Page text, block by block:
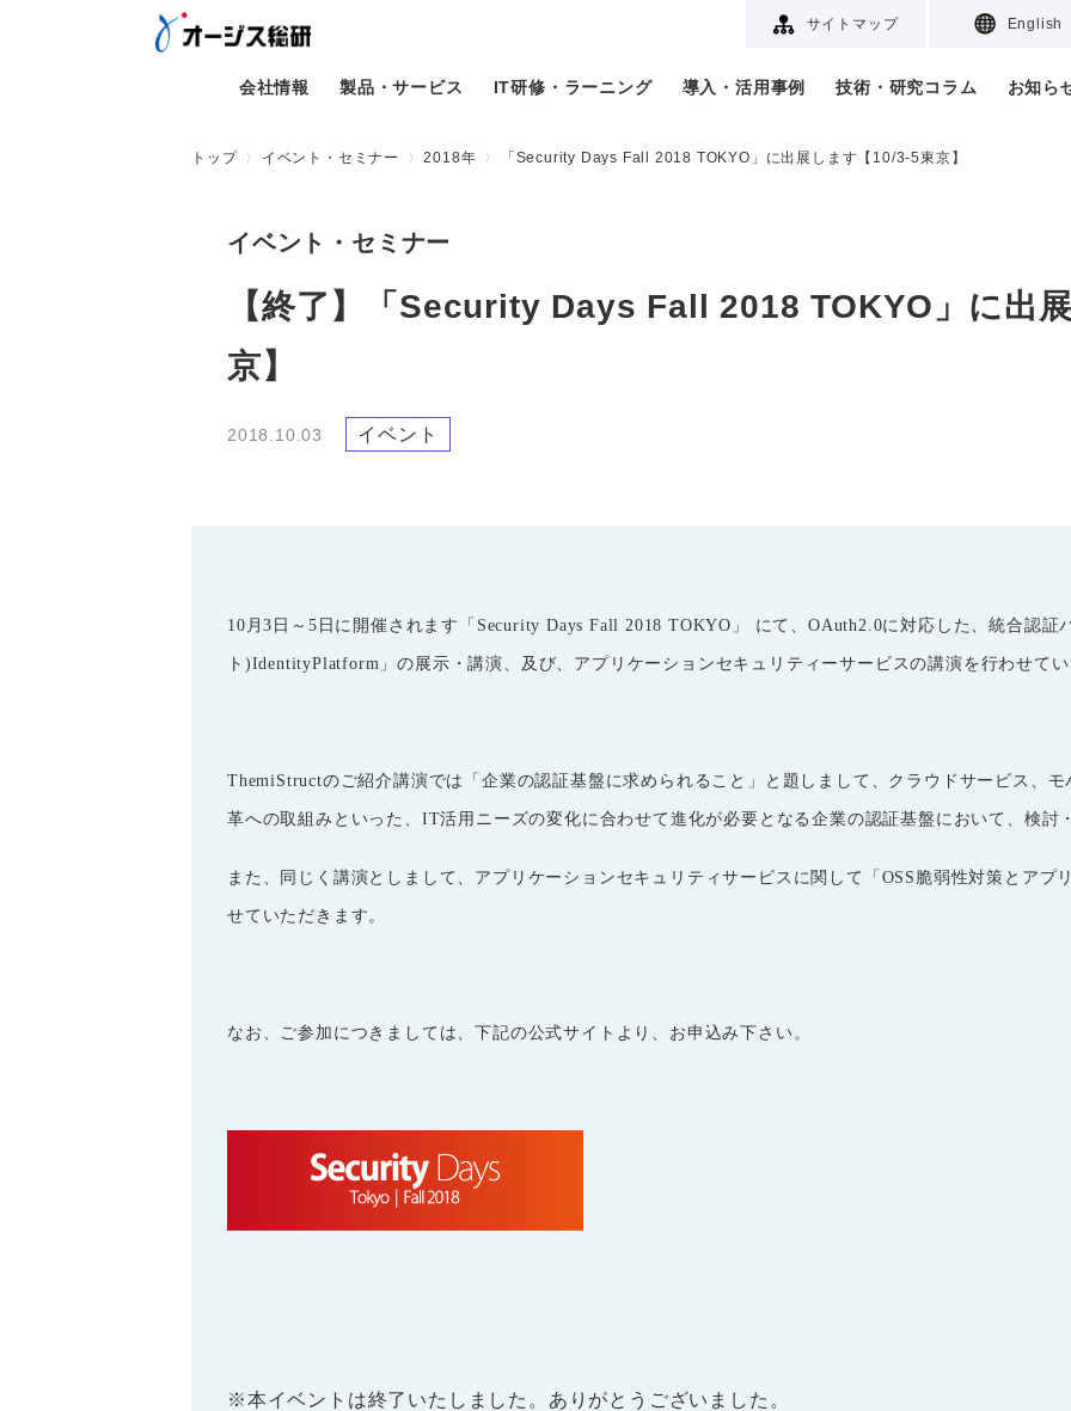
サイトマップ English
会社情報 製品・サービス IT研修・ラーニング 導入・活用事例 技術・研究コラム お知ら
トップ イベント・セミナー 2018年 「Security Days Fall 2018 TOKYO」に出展します【10/3-5東京】
イベント・セミナー
【終了】「Security Days Fall 2018 TOKYO」に出
京】
2018.10.03 イベント
10月3 日～5日に開催されます 「Security Days Fall 2018 TOKYO 」 にて、OAuth2.0に対応した、統合認証
ト )IdentityPlatform 」の展示・講演、及び、アプリケーションセキュリティーサービスの講演を行わせて
ThemiStructのご紹介講演では「企業の認証基盤に求められること」と題しまして、クラウドサービス、
革への取組みといった、IT活用ニーズの変化に合わせて進化が必要となる企業の認証基盤において、検討
また、同じく講演としまして、アプリケーションセキュリティサービスに関して「OSS脆弱性対策とアプ
せていただきます。
なお、ご参加につきましては、下記の公式サイトより、お申込み下さい。
※本イベントは終了いたしました。ありがとうございました。